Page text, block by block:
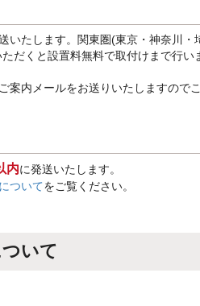
いたします。関東圏(東京・神奈川・
だくと設置料無料で取付けまで行い
案内メールをお送りいたしますので
内に発送いたします。
ついてをご覧ください。
いて